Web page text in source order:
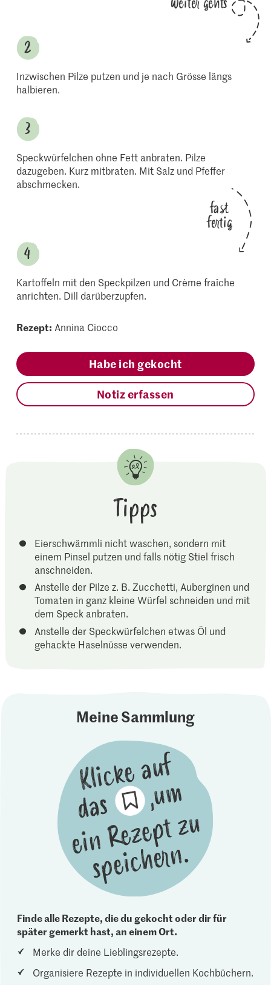
Inzwischen Pilze putzen und je nach Grösse längs
halbieren.
Speckwürfelchen ohne Fett anbraten. Pilze
dazugeben. Kurz mitbraten. Mit Salz und Pfeffer
abschmecken.
fast
fertig
Kartoffeln mit den Speckpilzen und Crème fraîche
anrichten. Dill darüberzupfen.
Rezept: Annina Ciocco
Habe ich gekocht
Notiz erfassen
Tipps
Eierschwämmli nicht waschen, sondern mit
einem Pinsel putzen und falls nötig Stiel frisch
anschneiden.
Anstelle der Pilze z. B. Zucchetti, Auberginen und
Tomaten in ganz kleine Würfel schneiden und mit
dem Speck anbraten.
Anstelle der Speckwürfelchen etwas Öl und
gehackte Haselnüsse verwenden.
Meine Sammlung
Finde alle Rezepte, die du gekocht oder dir für
später gemerkt hast, an einem Ort.
Merke dir deine Lieblingsrezepte.
Organisiere Rezepte in individuellen Kochbüchern.